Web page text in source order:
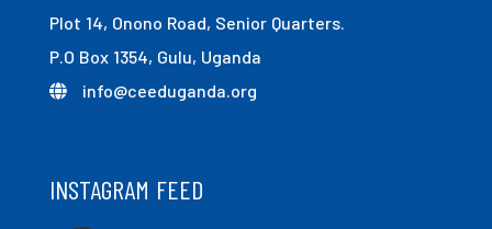
Plot 14, Onono Road, Senior Quarters.
P.O Box 1354, Gulu, Uganda
info@ceeduganda.org
INSTAGRAM FEED